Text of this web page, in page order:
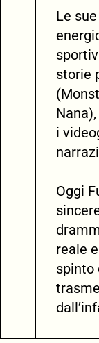
Le
storie
i
Oggi
reale
spinto